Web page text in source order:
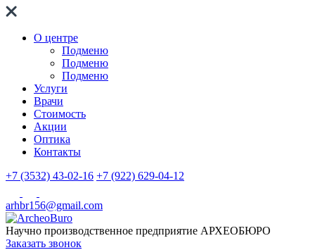
О центре
Подменю
Подменю
Подменю
Услуги
Врачи
Стоимость
Акции
Оптика
Контакты
+7 (3532) 43-02-16 +7 (922) 629-04-12
arhbr156@gmail.com
Научно производственное предприятие АРХЕОБЮРО
Заказать звонок